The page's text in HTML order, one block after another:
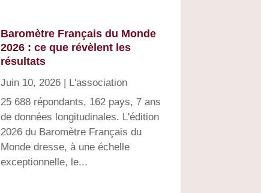
Baromètre Français du Monde
2026 : ce que révèlent les
résultats
Juin 10, 2026| L'association
25 688 répondants, 162 pays, 7 ans
de données longitudinales. L'édition
2026 du Baromètre Français du
Monde dresse, à une échelle
exceptionnelle, le...